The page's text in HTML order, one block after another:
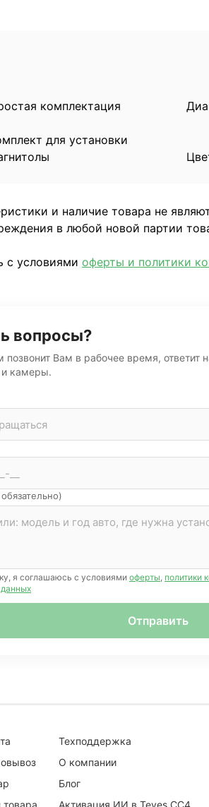
комплектация
для установки
и наличие товара не
в любой новой партии
с условиями оферты и политики
вопросы?
позвонит Вам в рабочее время,
и камеры.
я соглашаюсь с условиями оферты, политики
Отправить
товара
Техподдержка
О компании
Блог
Активация ИИ в Teyes CC4